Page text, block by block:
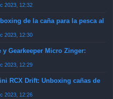
2023, 12:32
de la caña para la pesca al
2023, 12:30
y Gearkeeper Micro Zinger:
2023, 12:29
RCX Drift: Unboxing cañas de
2023, 12:26